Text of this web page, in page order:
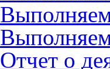
Отчет о